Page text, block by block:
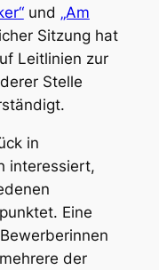
und „Am
Sitzung hat
Leitlinien zur
Stelle
in
interessiert,
Eine
der